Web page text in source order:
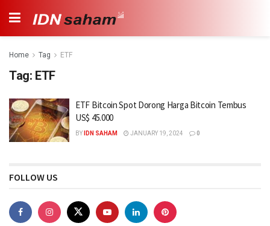
Home Tag ETF
Tag: ETF
ETF Bitcoin Spot Dorong Harga Bitcoin Tembus
US$ 45.000
BY IDN SAHAM JANUARY 19, 2024 0
FOLLOW US